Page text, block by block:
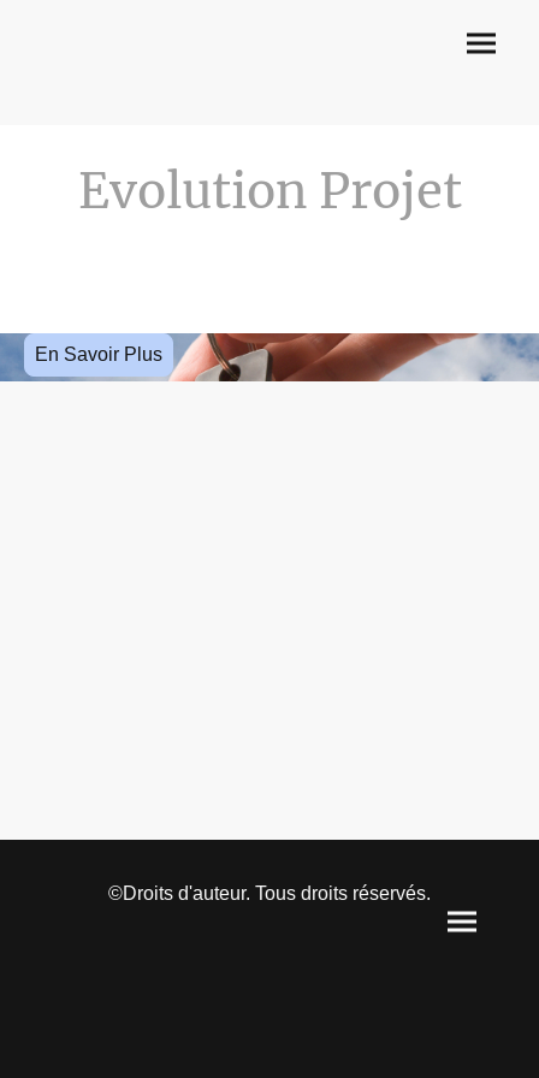
Evolution Projet
En Savoir Plus
©Droits d'auteur. Tous droits réservés.